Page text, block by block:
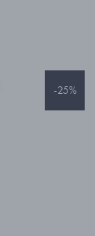
-25%